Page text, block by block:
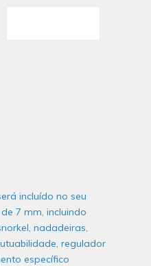
incluído no seu
7 mm, incluindo
nadadeiras,
regulador
específico